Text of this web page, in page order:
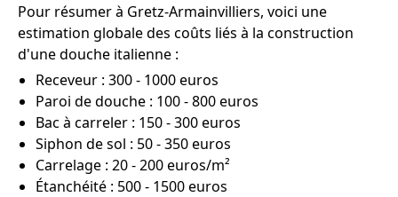
Pour résumer à Gretz-Armainvilliers, voici une
estimation globale des coûts liés à la construction
d'une douche italienne :
Receveur : 300 - 1000 euros
Paroi de douche : 100 - 800 euros
Bac à carreler : 150 - 300 euros
Siphon de sol : 50 - 350 euros
Carrelage : 20 - 200 euros/m²
Étanchéité : 500 - 1500 euros